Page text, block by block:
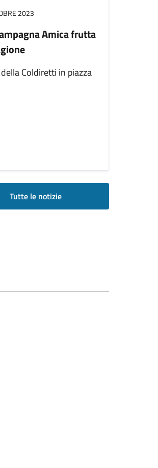
2023
Amica frutta
Coldiretti in piazza
Tutte le notizie